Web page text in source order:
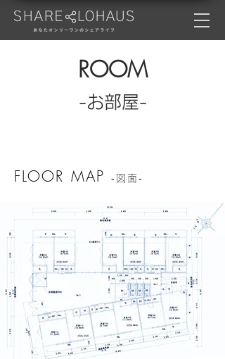
ROOM
-お部屋-
FLOOR MAP ‐図面‐